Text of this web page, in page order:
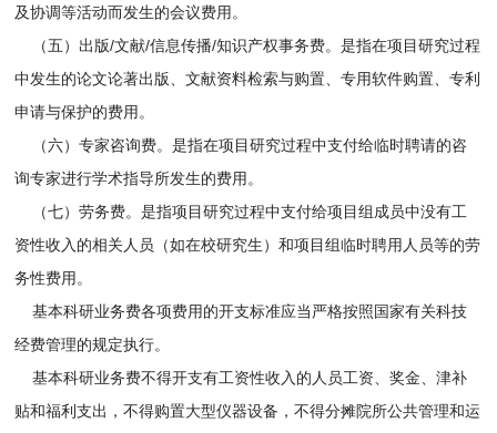
及协调等活动而发生的会议费用。
（五）出版/文献/信息传播/知识产权事务费。是指在项目研究过程
中发生的论文论著出版、文献资料检索与购置、专用软件购置、专利
申请与保护的费用。
（六）专家咨询费。是指在项目研究过程中支付给临时聘请的咨
询专家进行学术指导所发生的费用。
（七）劳务费。是指项目研究过程中支付给项目组成员中没有工
资性收入的相关人员（如在校研究生）和项目组临时聘用人员等的劳
务性费用。
基本科研业务费各项费用的开支标准应当严格按照国家有关科技
经费管理的规定执行。
基本科研业务费不得开支有工资性收入的人员工资、奖金、津补
贴和福利支出，不得购置大型仪器设备，不得分摊院所公共管理和运